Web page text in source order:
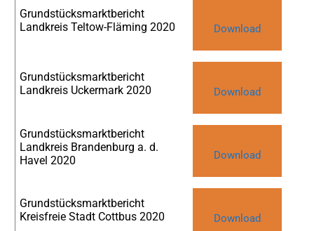
Grundstücksmarktbericht
Landkreis Teltow-Fläming 2020
Download
Grundstücksmarktbericht
Landkreis Uckermark 2020
Download
Grundstücksmarktbericht
Landkreis Brandenburg a. d.
Havel 2020
Download
Grundstücksmarktbericht
Kreisfreie Stadt Cottbus 2020
Download